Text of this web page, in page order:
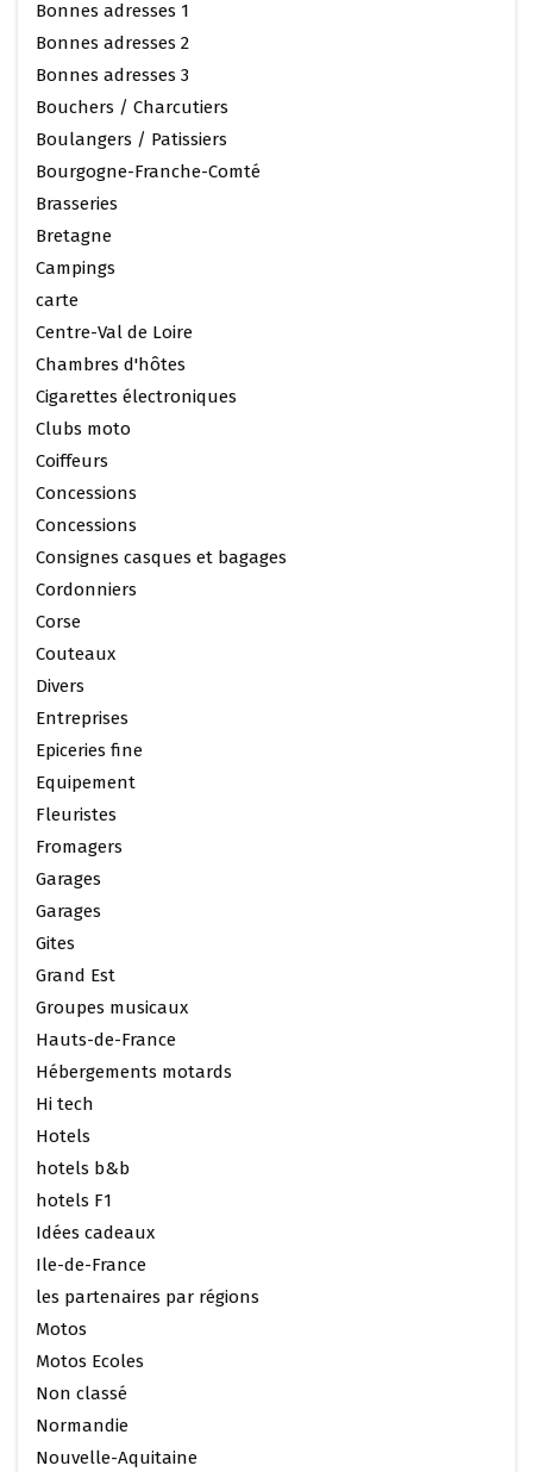
Bonnes adresses 1
Bonnes adresses 2
Bonnes adresses 3
Bouchers / Charcutiers
Boulangers / Patissiers
Bourgogne-Franche-Comté
Brasseries
Bretagne
Campings
carte
Centre-Val de Loire
Chambres d'hôtes
Cigarettes électroniques
Clubs moto
Coiffeurs
Concessions
Concessions
Consignes casques et bagages
Cordonniers
Corse
Couteaux
Divers
Entreprises
Epiceries fine
Equipement
Fleuristes
Fromagers
Garages
Garages
Gites
Grand Est
Groupes musicaux
Hauts-de-France
Hébergements motards
Hi tech
Hotels
hotels b&b
hotels F1
Idées cadeaux
Ile-de-France
les partenaires par régions
Motos
Motos Ecoles
Non classé
Normandie
Nouvelle-Aquitaine